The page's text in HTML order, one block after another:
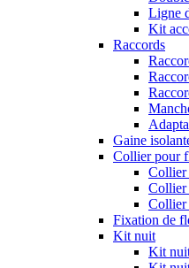
Ligne
Kit
Raccords
Gaine
Collier pour
Collier
Collier
Collier
Fixation de
Kit nuit
Kit